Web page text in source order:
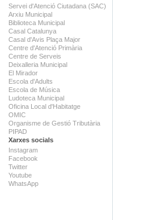
Servei d'Atenció Ciutadana (SAC)
Arxiu Municipal
Biblioteca Municipal
Casal Catalunya
Casal d'Avis Plaça Major
Centre d'Atenció Primària
Centre de Serveis
Deixalleria Municipal
El Mirador
Escola d'Adults
Escola de Música
Ludoteca Municipal
Oficina Local d'Habitatge
OMIC
Organisme de Gestió Tributària
PIPAD
Xarxes socials
Instagram
Facebook
Twitter
Youtube
WhatsApp